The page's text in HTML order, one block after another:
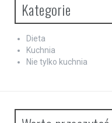
Kategorie
Dieta
Kuchnia
Nie tylko kuchnia